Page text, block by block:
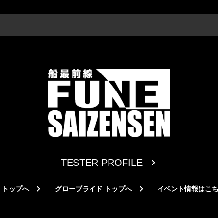
TESTER PROFILE
トップへ グローブライド トップへ イベント情報はこ